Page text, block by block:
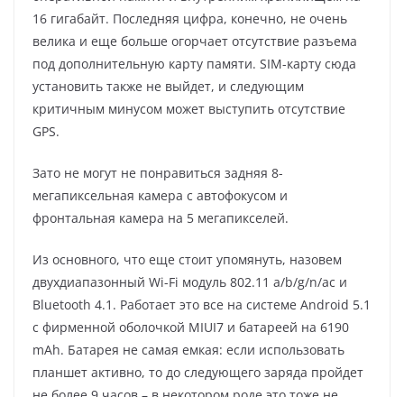
16 гигабайт. Последняя цифра, конечно, не очень
велика и еще больше огорчает отсутствие разъема
под дополнительную карту памяти. SIM-карту сюда
установить также не выйдет, и следующим
критичным минусом может выступить отсутствие
GPS.
Зато не могут не понравиться задняя 8-
мегапиксельная камера с автофокусом и
фронтальная камера на 5 мегапикселей.
Из основного, что еще стоит упомянуть, назовем
двухдиапазонный Wi-Fi модуль 802.11 a/b/g/n/ac и
Bluetooth 4.1. Работает это все на системе Android 5.1
с фирменной оболочкой MIUI7 и батареей на 6190
mAh. Батарея не самая емкая: если использовать
планшет активно, то до следующего заряда пройдет